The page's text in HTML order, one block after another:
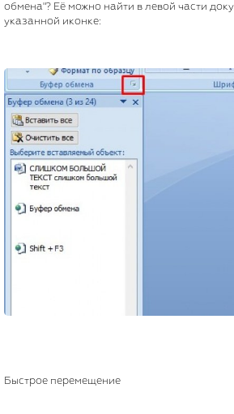
обмена"? Её можно найти в левой части
указанной иконке:
Быстрое перемещение